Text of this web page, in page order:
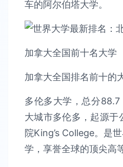
车的阿尔伯塔大学。
加拿大全国前十名大学
加拿大全国排名前十的
多伦多大学，总分
大城市多伦多，起源于
院King’s College。是
学，享誉全球的顶尖高